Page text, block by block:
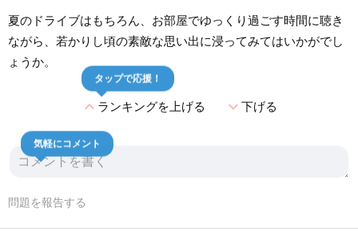
夏のドライブはもちろん、お部屋でゆっくり過ごす時間に聴き
ながら、若かりし頃の素敵な思い出に浸ってみてはいかがでし
ょうか。
expand_lessランキングを上げる
タップで応援！
expand_more下げる
気軽にコメント
問題を報告する